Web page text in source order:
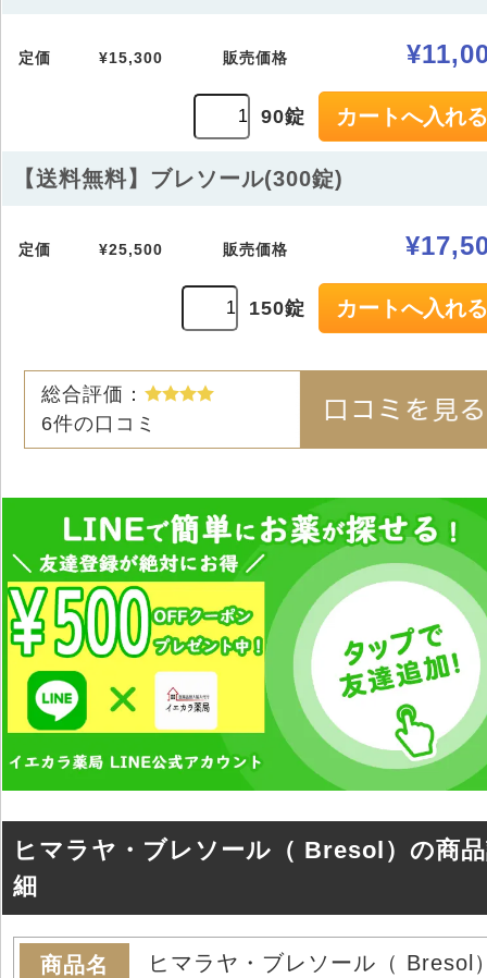
定価 ¥15,300 販売価格
90錠
【送料無料】ブレソール(300錠)
定価 ¥25,500 販売価格
150錠
総合評価：
6件の口コミ
ヒマラヤ・ブレソール（ Bresol）の商
細
商品名 ヒマラヤ・ブレソール（ Bresol